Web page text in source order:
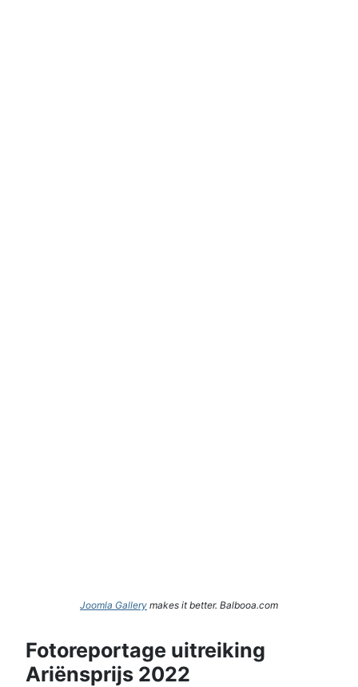
Joomla Gallery makes it better. Balbooa.com
Fotoreportage uitreiking
Ariënsprijs 2022